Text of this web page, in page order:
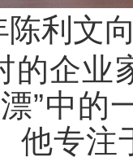
利文
的企业
”中的
他专注